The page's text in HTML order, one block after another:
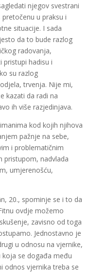
njegov svestrani
u praksu i
situacije. I sada
da to bude razlog
radovanja,
pristupi hadisu i
su razlog
trvenja. Nije mi,
kazati da radi na
ih više razjedinjava.
kod kojih njihova
pažnje na sebe,
i problematičnim
pristupom, nadvlada
umjerenošću,
20., spominje se i to da
ovdje možemo
zavisno od toga
Jednostavno je
u odnosu na vjernike,
se događa među
odnos vjernika treba se